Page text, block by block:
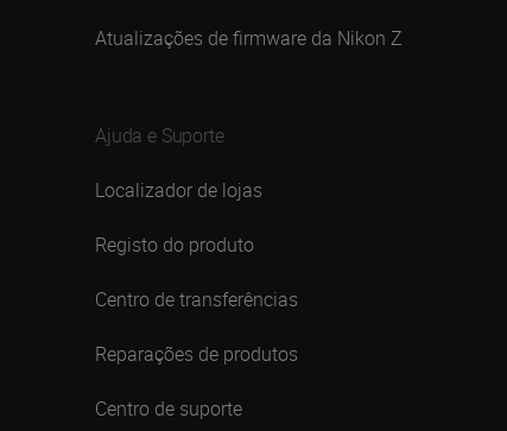
Atualizações de firmware da Nikon Z
Ajuda e Suporte
Localizador de lojas
Registo do produto
Centro de transferências
Reparações de produtos
Centro de suporte